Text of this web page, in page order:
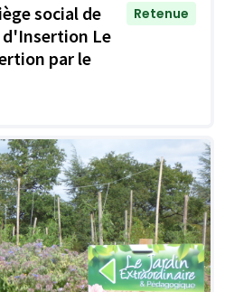
social de
Le
par le
Retenue